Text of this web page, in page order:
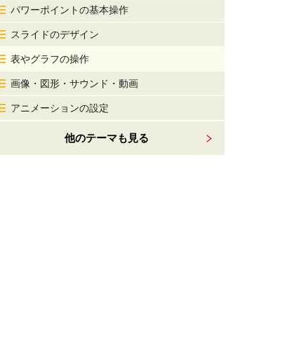
パワーポイントの基本操作
スライドのデザイン
表やグラフの操作
画像・図形・サウンド・動画
アニメーションの設定
他のテーマも見る